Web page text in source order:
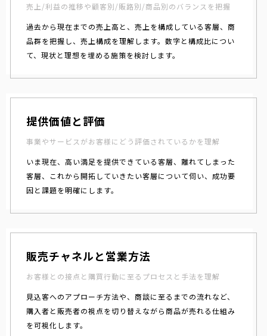
売上/利益の推移や顧客別/販路別/商品別のバランスを把握
過去から現在までの売上高と、売上を構成している客層、商
品群を把握し、売上構成を理解します。数字と構成比につい
て、現状と理想を埋める施策を検討します。
提供価値と評価
事業やサービスがお客様にどう評価されているかを理解
いま現在、高い満足を提供できている客層、離れてしまった
客層、これから開拓していきたい客層について伺い、成功要
因と課題を明確にします。
販売チャネルと営業方法
お客様との接点と購買行動に至るプロセスと手法を理解
見込客へのアプローチ方法や、商談に至るまでの流れなど、
購入者と販売者の視点を切り替えながら商品が売れる仕組み
を可視化します。